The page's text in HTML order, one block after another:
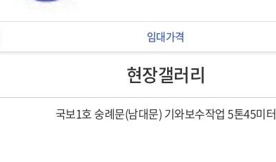
임대가격
현장갤러리
국보1호 숭례문(남대문) 기와보수작업 5톤45미터